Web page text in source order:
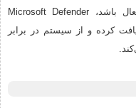
و دریافت به‌روزرسانی‌های امنیتی فعال باشد، Microsoft Defender
کرده و از سیستم در برابر